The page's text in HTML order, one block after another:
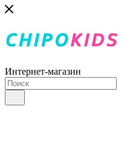
Интернет-магазин